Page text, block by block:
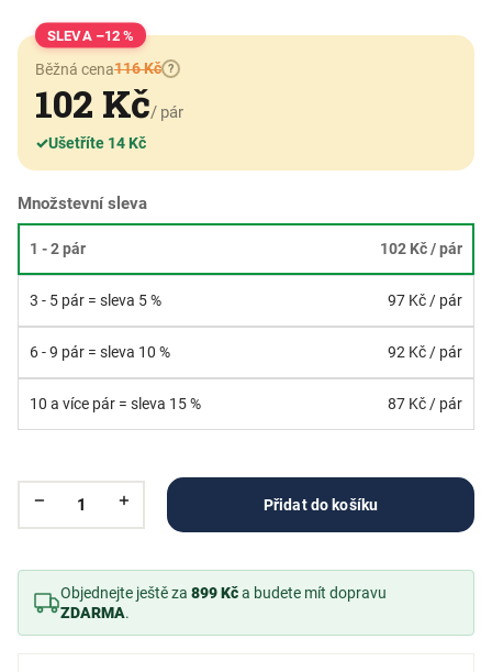
Množstevní sleva
1 - 2 pár 102 Kč/ pár
3 - 5 pár = sleva 5 % 97 Kč / pár
6 - 9 pár = sleva 10 % 92 Kč / pár
10 a více pár = sleva 15 % 87 Kč / pár
–12 %
Běžná cena116 Kč ?
102 Kč/ pár
✓Ušetříte 14 Kč
Přidat do košíku
Objednejte ještě za 899 Kča budete mít dopravu
ZDARMA.